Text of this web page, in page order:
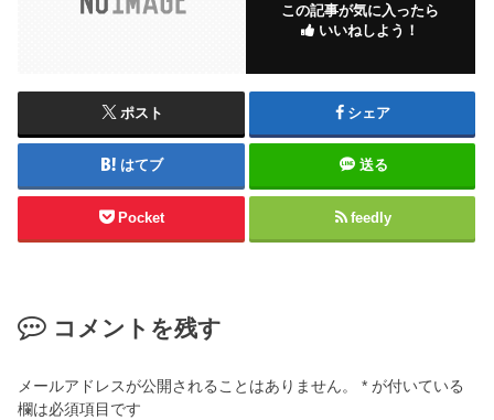
この記事が気に入ったら
いいねしよう！
ポスト シェア
はてブ 送る
Pocket feedly
コメントを残す
メールアドレスが公開されることはありません。 * が付いている
欄は必須項目です